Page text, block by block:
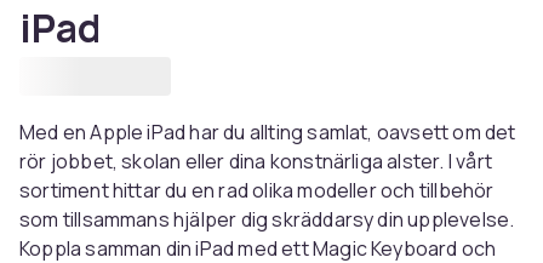
iPad
Med en Apple iPad har du allting samlat, oavsett om det
rör jobbet, skolan eller dina konstnärliga alster. I vårt
sortiment hittar du en rad olika modeller och tillbehör
som tillsammans hjälper dig skräddarsy din upplevelse.
Koppla samman din iPad med ett Magic Keyboard och